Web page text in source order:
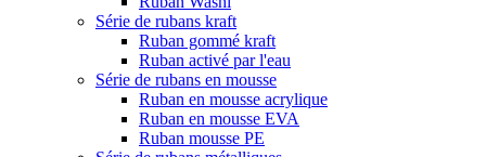
Série de rubans kraft
Ruban gommé kraft
Ruban activé par l'eau
Série de rubans en mousse
Ruban en mousse acrylique
Ruban en mousse EVA
Ruban mousse PE